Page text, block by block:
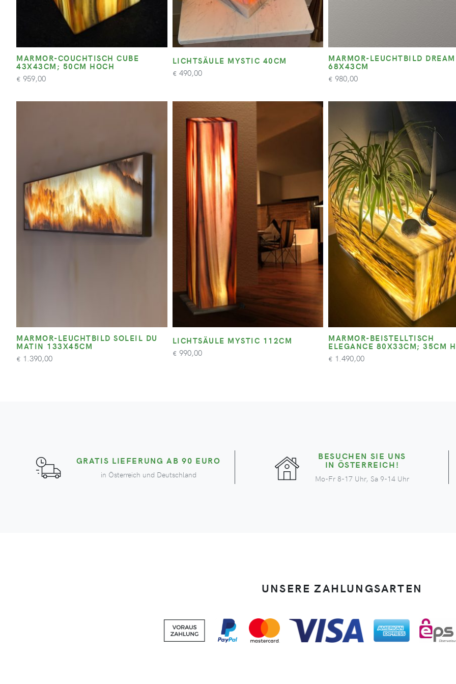
MARMOR-COUCHTISCH CUBE
43X43CM; 50CM HOCH
€ 959,00
LICHTSÄULE MYSTIC 40CM
€ 490,00
MARMOR-LEUCHTBILD DREAM
68X43CM
€ 980,00
MARMOR-LEUCHTBILD SOLEIL DU
MATIN 133X45CM
€ 1.390,00
LICHTSÄULE MYSTIC 112CM
€ 990,00
MARMOR-BEISTELLTISCH
ELEGANCE 80X33CM; 35CM
€ 1.490,00
GRATIS LIEFERUNG AB 90 EURO
in Österreich und Deutschland
BESUCHEN SIE UNS
IN ÖSTERREICH!
Mo-Fr 8-17 Uhr, Sa 9-14 Uhr
UNSERE ZAHLUNGSARTEN